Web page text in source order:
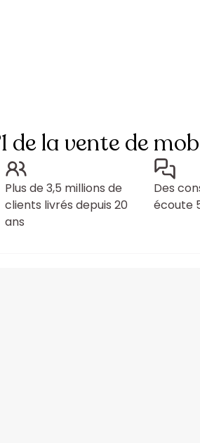
de la vente de
Plus de 3,5 millions de
clients livrés depuis 20
ans
Des
écoute